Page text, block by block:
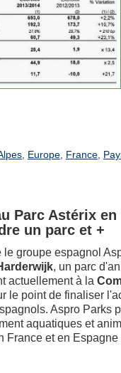
, Europe, France,
Parc Astérix en
un parc et +
groupe espagnol
, un parc
actuellement à la
le point de finaliser
Aspro Parks
aquatiques et
France et en Espagne